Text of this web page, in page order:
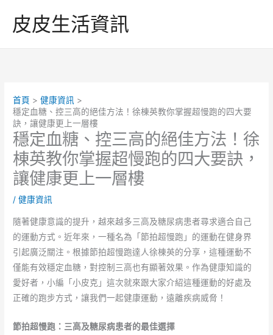
皮皮生活資訊
首頁
健康資訊
穩定血糖、控三高的絕佳方法！徐棟英教你掌握超慢跑的四大要
訣，讓健康更上一層樓
穩定血糖、控三高的絕佳方法！徐
棟英教你掌握超慢跑的四大要訣，
讓健康更上一層樓
/健康資訊
隨著健康意識的提升，越來越多三高及糖尿病患者尋求適合自己
的運動方式。近年來，一種名為「節拍超慢跑」的運動在健身界
引起廣泛關注。根據節拍超慢跑達人徐棟英的分享，這種運動不
僅能有效穩定血糖，對控制三高也有顯著效果。作為健康知識的
愛好者，小編「小皮克」這次就來跟大家介紹這種運動的好處及
正確的跑步方式，讓我們一起健康運動，遠離疾病威脅！
節拍超慢跑：三高及糖尿病患者的最佳選擇